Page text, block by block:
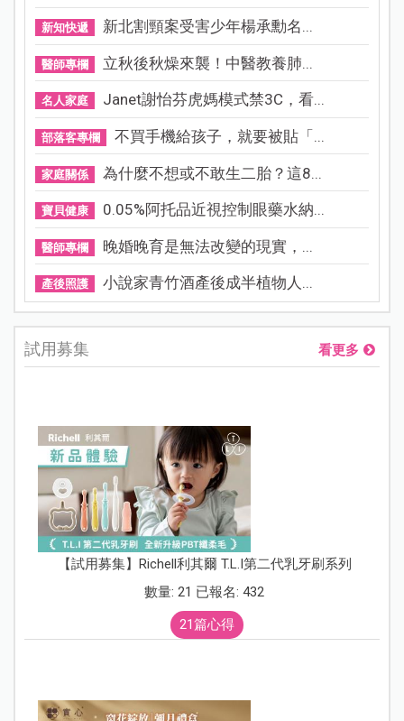
新知快遞 新北割頸案受害少年楊承勳名...
醫師專欄 立秋後秋燥來襲！中醫教養肺...
名人家庭 Janet謝怡芬虎媽模式禁3C，看...
部落客專欄 不買手機給孩子，就要被貼「...
家庭關係 為什麼不想或不敢生二胎？這8...
寶貝健康 0.05%阿托品近視控制眼藥水納...
醫師專欄 晚婚晚育是無法改變的現實，...
產後照護 小說家青竹酒產後成半植物人...
試用募集 看更多
【試用募集】Richell利其爾 T.L.I第二代乳牙刷系列
數量: 21 已報名: 432
21篇心得